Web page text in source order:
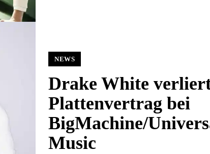
NEWS
Drake White
Plattenvertrag bei
BigMachine/
Music